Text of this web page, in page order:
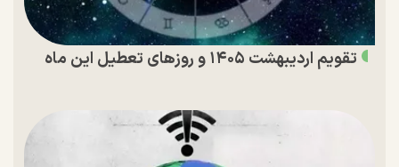
تقویم اردیبهشت ۱۴۰۵ و روز‌های تعطیل این ماه